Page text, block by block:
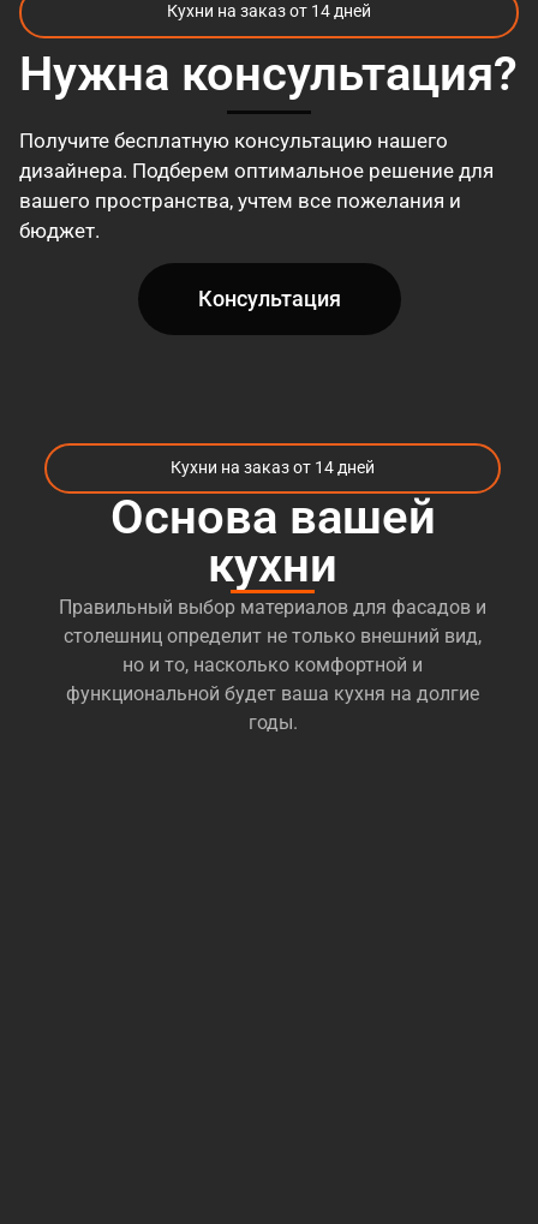
Кухни на заказ от 14 дней
Нужна консультация?
Получите бесплатную консультацию нашего
дизайнера. Подберем оптимальное решение для
вашего пространства, учтем все пожелания и
бюджет.
Консультация
Кухни на заказ от 14 дней
Основа вашей
кухни
Правильный выбор материалов для фасадов и
столешниц определит не только внешний вид,
но и то, насколько комфортной и
функциональной будет ваша кухня на долгие
годы.